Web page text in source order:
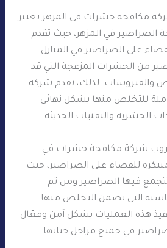
مكافحة حشرات في المزهر تعتبر
الصراصير في المزهر، حيث تقدم
على الصراصير في المنازل
من الحشرات المزعجة التي قد
والفيروسات. لذلك، تقدم شركة
للتخلص منها بشكل نهائي
الحشرية والتقنيات الحديثة.
شركة مكافحة حشرات في
للقضاء على الصراصير، حيث
تتجمع فيها الصراصير ومن ثم
التي تضمن التخلص منها
هذه العمليات بشكل آمن وفعّال
في جميع مراحل حياتها.